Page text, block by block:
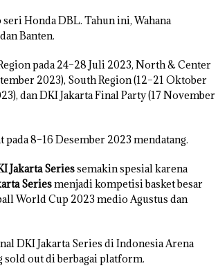
Honda DBL. Tahun ini, Wahana
Banten.
pada 24–28 Juli 2023, North & Center
2023), South Region (12–21 Oktober
dan DKI Jakarta Final Party (17 November
8–16 Desember 2023 mendatang.
Jakarta Seriessemakin spesial karena
Seriesmenjadi kompetisi basket besar
World Cup 2023 medio Agustus dan
DKI Jakarta Series di Indonesia Arena
sold out di berbagai platform.